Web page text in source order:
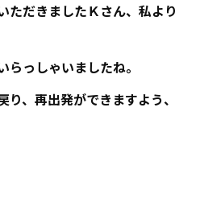
ただきましたＫさん、私より
っしゃいましたね。
、再出発ができますよう、